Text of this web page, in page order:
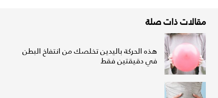
مقالات ذات صلة
هذه الحركة باليدين تخلصك من انتفاخ البطن
في دقيقتين فقط